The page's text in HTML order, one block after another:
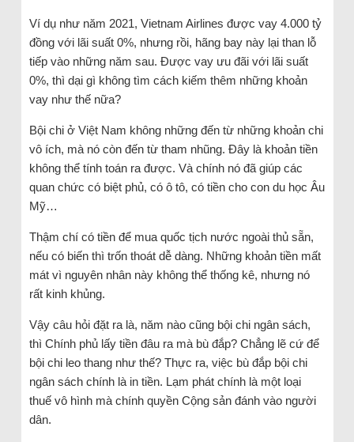
Ví dụ như năm 2021, Vietnam Airlines được vay 4.000 tỷ
đồng với lãi suất 0%, nhưng rồi, hãng bay này lại than lỗ
tiếp vào những năm sau. Được vay ưu đãi với lãi suất
0%, thì dại gì không tìm cách kiếm thêm những khoản
vay như thế nữa?
Bội chi ở Việt Nam không những đến từ những khoản chi
vô ích, mà nó còn đến từ tham nhũng. Đây là khoản tiền
không thể tính toán ra được. Và chính nó đã giúp các
quan chức có biệt phủ, có ô tô, có tiền cho con du học Âu
Mỹ…
Thậm chí có tiền để mua quốc tịch nước ngoài thủ sẵn,
nếu có biến thì trốn thoát dễ dàng. Những khoản tiền mất
mát vì nguyên nhân này không thể thống kê, nhưng nó
rất kinh khủng.
Vậy câu hỏi đặt ra là, năm nào cũng bội chi ngân sách,
thì Chính phủ lấy tiền đâu ra mà bù đắp? Chẳng lẽ cứ để
bội chi leo thang như thế? Thực ra, việc bù đắp bội chi
ngân sách chính là in tiền. Lạm phát chính là một loại
thuế vô hình mà chính quyền Cộng sản đánh vào người
dân.